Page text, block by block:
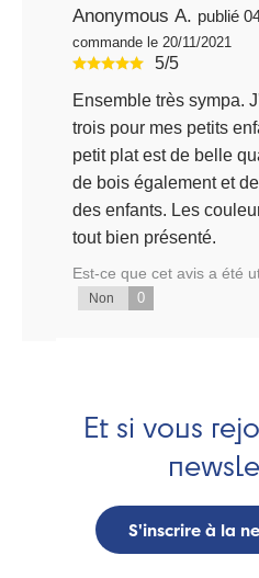
Anonymous A.
commande le 20/11/2021
5/5
Ensemble très sympa.
trois pour mes petits
petit plat est de belle
de bois également et
des enfants. Les
tout bien présenté.
Est-ce que cet avis a été
Non 0
Et si vous
S'inscrire à la